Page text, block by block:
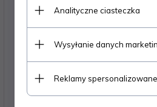
BioCleaner
Analityczne ciasteczka
Wysyłanie danych
Reklamy spersonalizowane